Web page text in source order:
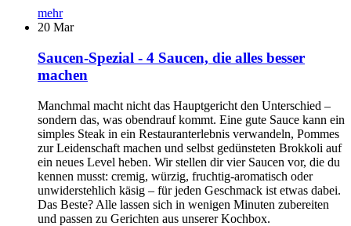
mehr
20 Mar
Saucen-Spezial - 4 Saucen, die alles besser
machen
Manchmal macht nicht das Hauptgericht den Unterschied –
sondern das, was obendrauf kommt. Eine gute Sauce kann ein
simples Steak in ein Restauranterlebnis verwandeln, Pommes
zur Leidenschaft machen und selbst gedünsteten Brokkoli auf
ein neues Level heben. Wir stellen dir vier Saucen vor, die du
kennen musst: cremig, würzig, fruchtig-aromatisch oder
unwiderstehlich käsig – für jeden Geschmack ist etwas dabei.
Das Beste? Alle lassen sich in wenigen Minuten zubereiten
und passen zu Gerichten aus unserer Kochbox.